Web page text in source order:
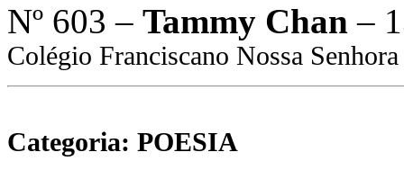
Nº 603 – Tammy Chan –
Colégio Franciscano Nossa
Categoria: POESIA